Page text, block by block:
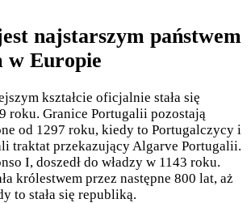
najstarszym państwem
w Europie
kształcie oficjalnie stała się
roku. Granice Portugalii pozostają
od 1297 roku, kiedy to Portugalczycy i
traktat przekazujący Algarve Portugalii.
I, doszedł do władzy w 1143 roku.
królestwem przez następne 800 lat, aż
to stała się republiką.